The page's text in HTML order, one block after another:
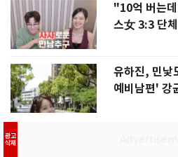
"10억 버는
스女 3:3 단
유하진, 민
예비남편' 강
광고
삭제